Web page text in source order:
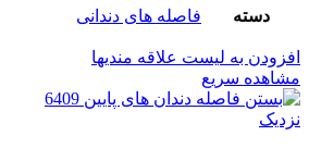
دسته فاصله های دندانی
افزودن به لیست علاقه مندیها
مشاهده سریع
نزدیک